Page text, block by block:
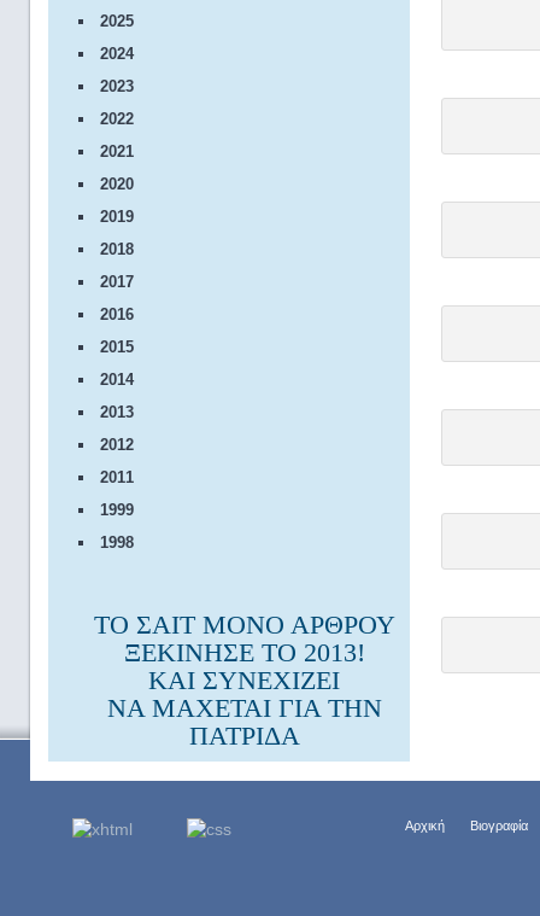
2025
2024
2023
2022
2021
2020
2019
2018
2017
2016
2015
2014
2013
2012
2011
1999
1998
ΤΟ ΣΑΙΤ ΜΟΝΟ ΑΡΘΡΟΥ
ΞΕΚΙΝΗΣΕ ΤΟ 2013!
ΚΑΙ ΣΥΝΕΧΙΖΕΙ
ΝΑ ΜΑΧΕΤΑΙ ΓΙΑ ΤΗΝ
ΠΑΤΡΙΔΑ
Αρχική Βιογραφία